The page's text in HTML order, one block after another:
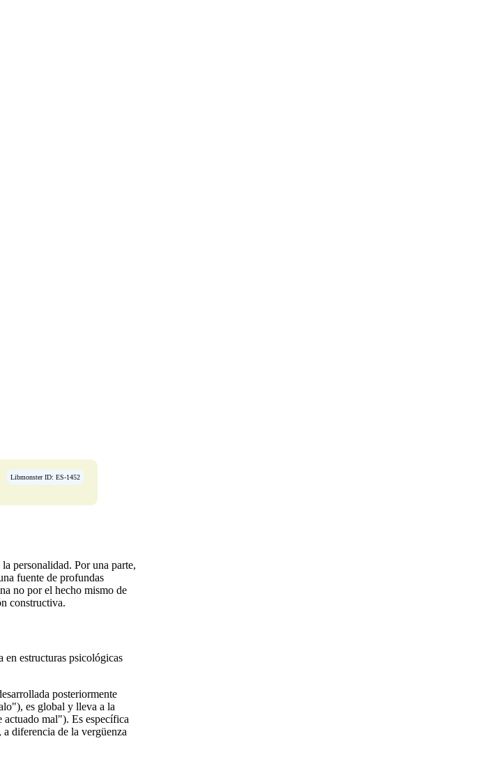
Libmonster ID: ES-1452
personalidad. Por una parte,
fuente de profundas
no por el hecho mismo de
constructiva.
en estructuras psicológicas
posteriormente
es global y lleva a la
actuado mal"). Es específica
diferencia de la vergüenza